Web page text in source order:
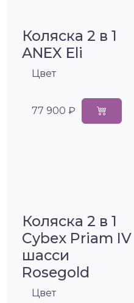
Коляска 2 в 1
ANEX Eli
Цвет
77 900 ₽
Коляска 2 в 1
Cybex Priam IV
шасси
Rosegold
Цвет